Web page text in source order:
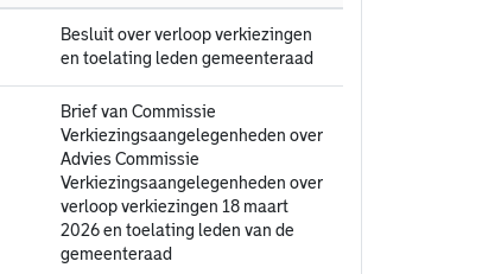
Besluit over verloop verkiezingen
en toelating leden gemeenteraad
Brief van Commissie
Verkiezingsaangelegenheden over
Advies Commissie
Verkiezingsaangelegenheden over
verloop verkiezingen 18 maart
2026 en toelating leden van de
gemeenteraad